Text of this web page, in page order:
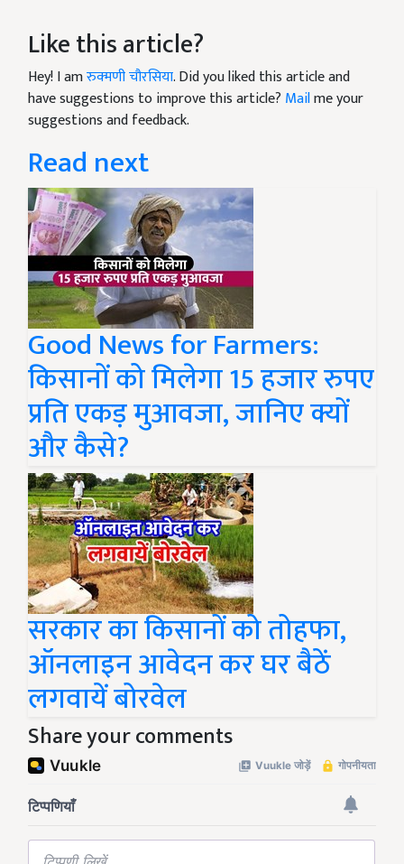
Like this article?
Hey! I amरुक्मणी चौरसिया. Did you liked this article and
have suggestions to improve this article? Mailme your
suggestions and feedback.
Read next
Good News for Farmers:
किसानों को मिलेगा 15 हजार रुपए
प्रति एकड़ मुआवजा, जानिए क्यों
और कैसे?
सरकार का किसानों को तोहफा,
ऑनलाइन आवेदन कर घर बैठें
लगवायें बोरवेल
Share your comments